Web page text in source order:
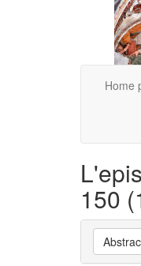
Home
150